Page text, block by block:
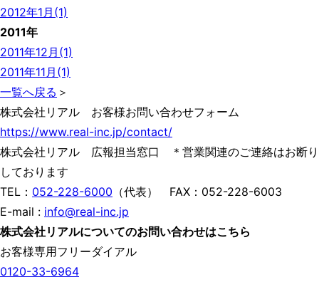
2012年1月(1)
2011年
2011年12月(1)
2011年11月(1)
一覧へ戻る ＞
株式会社リアル お客様お問い合わせフォーム
https://www.real-inc.jp/contact/
株式会社リアル 広報担当窓口 ＊営業関連のご連絡はお断り
しております
TEL： 052-228-6000 （代表） FAX：052-228-6003
E-mail : info@real-inc.jp
株式会社リアルについてのお問い合わせはこちら
お客様専用フリーダイアル
0120-33-6964